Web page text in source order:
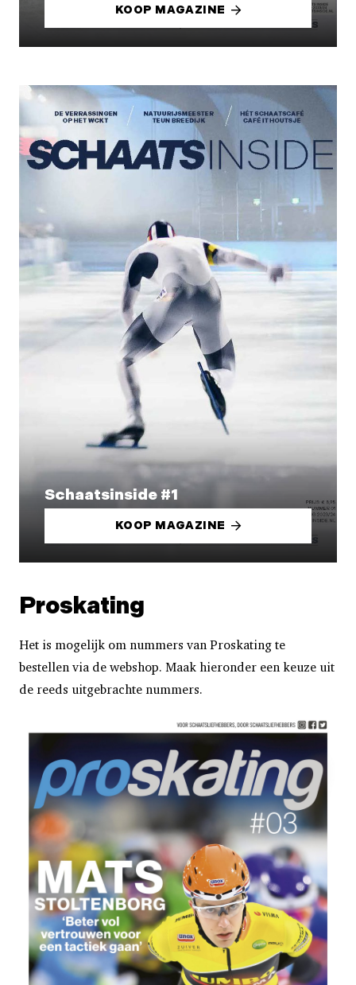
KOOP MAGAZINE
Schaatsinside #1
KOOP MAGAZINE
Proskating
Het is mogelijk om nummers van Proskating te
bestellen via de webshop. Maak hieronder een keuze uit
de reeds uitgebrachte nummers.